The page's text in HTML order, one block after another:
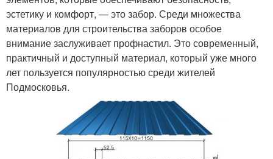
эстетику и комфорт, — это забор. Среди множества
материалов для строительства заборов особое
внимание заслуживает профнастил. Это современный,
практичный и доступный материал, который уже много
лет пользуется популярностью среди жителей
Подмосковья.